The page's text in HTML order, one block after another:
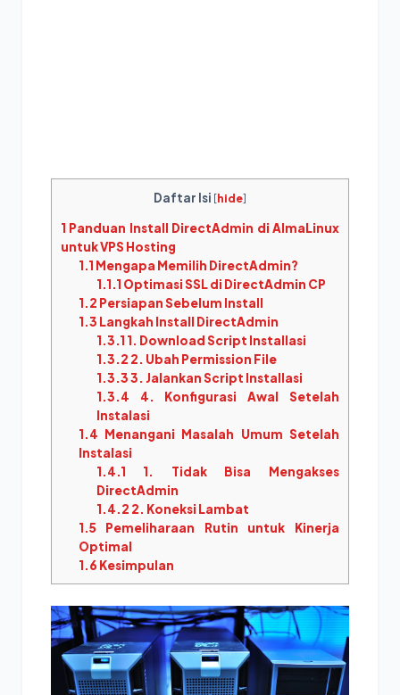
Daftar Isi [hide]
1 Panduan Install DirectAdmin di AlmaLinux
untuk VPS Hosting
1.1 Mengapa Memilih DirectAdmin?
1.1.1 Optimasi SSL di DirectAdmin CP
1.2 Persiapan Sebelum Install
1.3 Langkah Install DirectAdmin
1.3.1 1. Download Script Installasi
1.3.2 2. Ubah Permission File
1.3.33. Jalankan Script Installasi
1.3.4 4. Konfigurasi Awal Setelah
Instalasi
1.4 Menangani Masalah Umum Setelah
Instalasi
1.4.1 1. Tidak Bisa Mengakses
DirectAdmin
1.4.2 2. Koneksi Lambat
1.5Pemeliharaan Rutin untuk Kinerja
Optimal
1.6 Kesimpulan